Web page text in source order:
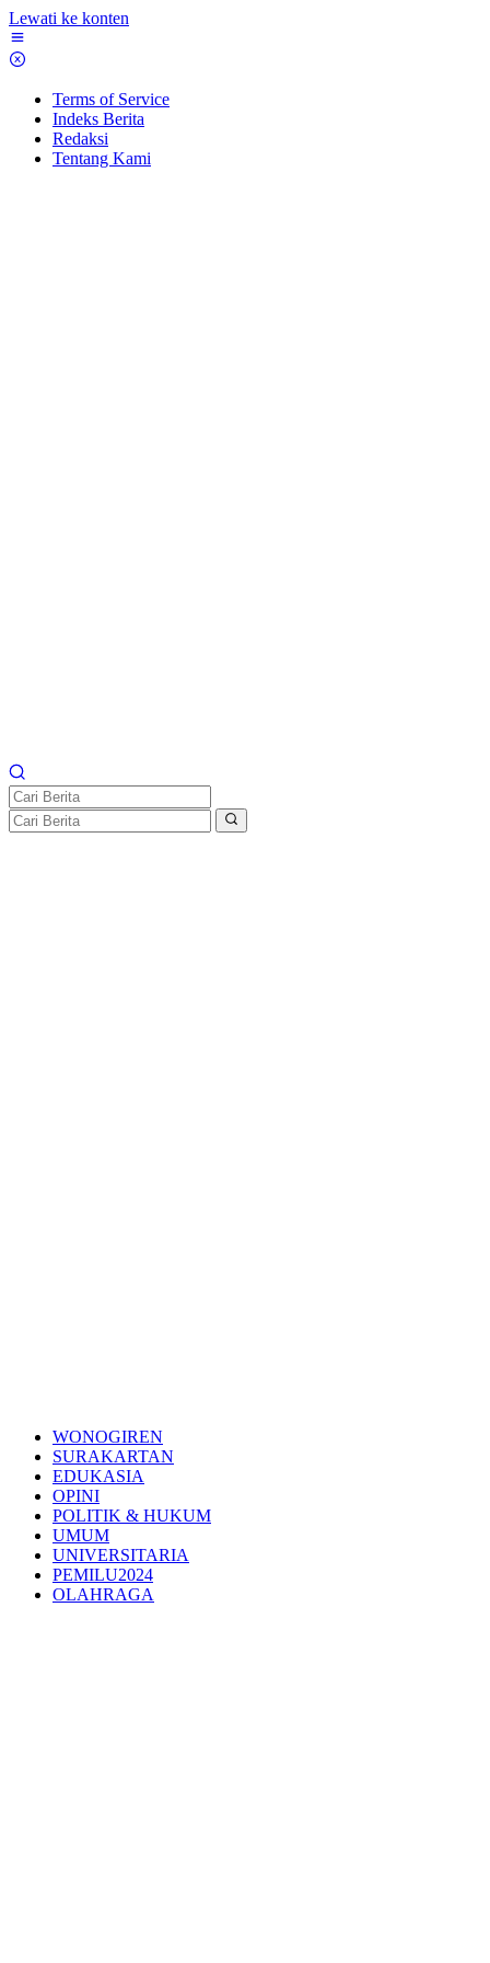
Lewati ke konten
Terms of Service
Indeks Berita
Redaksi
Tentang Kami
WONOGIREN
SURAKARTAN
EDUKASIA
OPINI
POLITIK & HUKUM
UMUM
UNIVERSITARIA
PEMILU2024
OLAHRAGA